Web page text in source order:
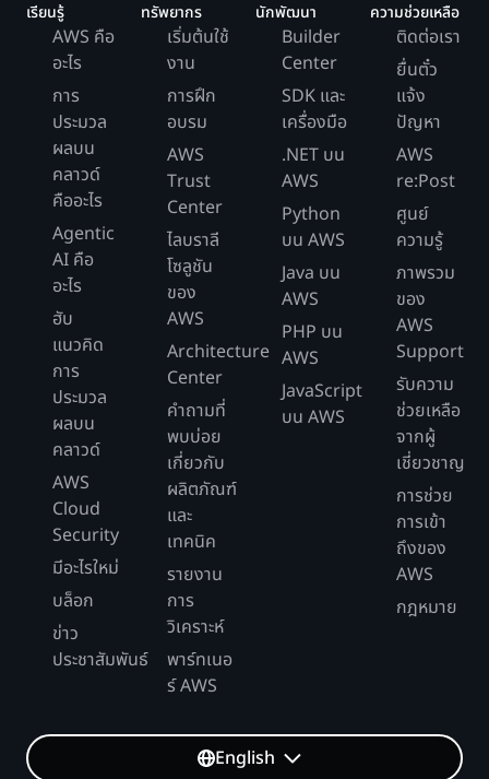
เรียนรู้
AWS คือ
อะไร
การ
ประมวล
ผลบน
คลาวด์
คืออะไร
Agentic
AI คือ
อะไร
ฮับ
แนวคิด
การ
ประมวล
ผลบน
คลาวด์
AWS
Cloud
Security
มีอะไรใหม่
บล็อก
ข่าว
ประชาสัมพันธ์
ทรัพยากร
เริ่มต้นใช้
งาน
การฝึก
อบรม
AWS
Trust
Center
ไลบราลี
โซลูชัน
ของ
AWS
Architecture
Center
คำถามที่
พบบ่อย
เกี่ยวกับ
ผลิตภัณฑ์
และ
เทคนิค
รายงาน
การ
วิเคราะห์
พาร์ทเนอ
ร์ AWS
นักพัฒนา
Builder
Center
SDK และ
เครื่องมือ
.NET บน
AWS
Python
บน AWS
Java บน
AWS
PHP บน
AWS
JavaScript
บน AWS
ความช่วยเหลือ
ติดต่อเรา
ยื่นตั๋ว
แจ้ง
ปัญหา
AWS
re:Post
ศูนย์
ความรู้
ภาพรวม
ของ
AWS
Support
รับความ
ช่วยเหลือ
จากผู้
เชี่ยวชาญ
การช่วย
การเข้า
ถึงของ
AWS
กฎหมาย
English